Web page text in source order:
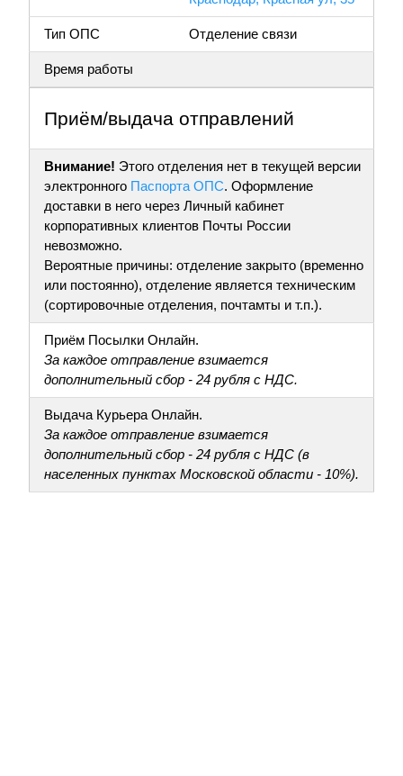
Тип ОПС Отделение связи
Время работы
Приём/выдача отправлений
Внимание! Этого отделения нет в текущей версии
электронного Паспорта ОПС. Оформление
доставки в него через Личный кабинет
корпоративных клиентов Почты России
невозможно.
Вероятные причины: отделение закрыто (временно
или постоянно), отделение является техническим
(сортировочные отделения, почтамты и т.п.).
Приём Посылки Онлайн.
За каждое отправление взимается
дополнительный сбор - 24 рубля с НДС.
Выдача Курьера Онлайн.
За каждое отправление взимается
дополнительный сбор - 24 рубля с НДС (в
населенных пунктах Московской области - 10%).